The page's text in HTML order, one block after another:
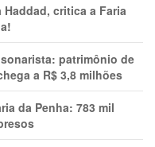
Haddad, critica a Faria
patrimônio de
a R$ 3,8 milhões
da Penha: 783 mil